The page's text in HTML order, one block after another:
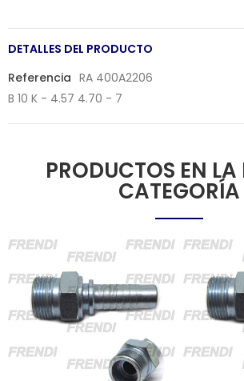
DETALLES DEL PRODUCTO
Referencia RA 400A2206
B 10 K - 4.57 4.70 - 7
PRODUCTOS EN
CATEGORÍA